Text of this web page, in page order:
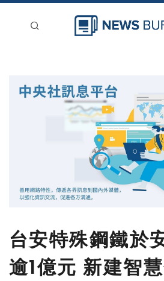
台安特殊鋼鐵於
逾1億元 新建智